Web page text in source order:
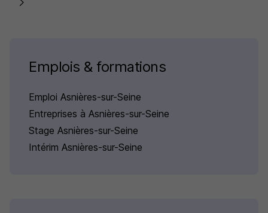
Emplois & formations
Emploi Asnières-sur-Seine
Entreprises à Asnières-sur-Seine
Stage Asnières-sur-Seine
Intérim Asnières-sur-Seine